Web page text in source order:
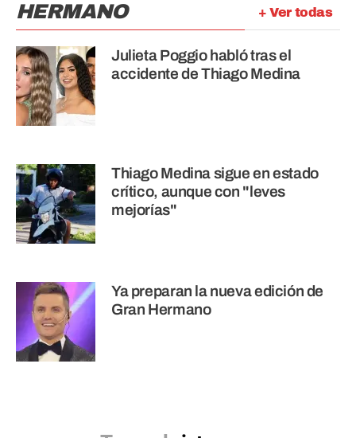
+ Ver todas
HERMANO
Julieta Poggio habló tras el
accidente de Thiago Medina
Thiago Medina sigue en estado
crítico, aunque con "leves
mejorías"
Ya preparan la nueva edición de
Gran Hermano